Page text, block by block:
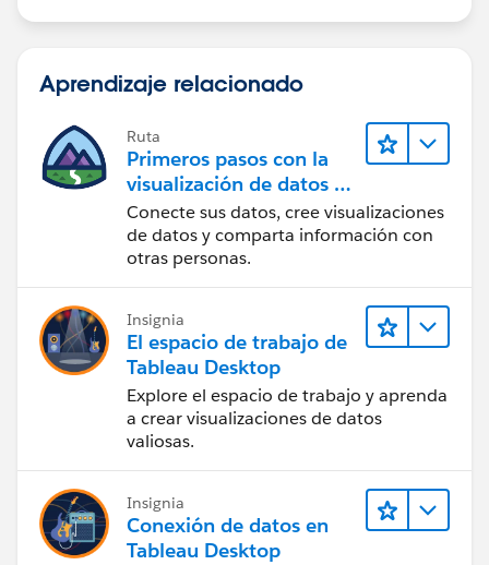
Aprendizaje relacionado
Ruta
Primeros pasos con la
visualización de datos en
Tableau Desktop
Conecte sus datos, cree visualizaciones
de datos y comparta información con
otras personas.
Insignia
El espacio de trabajo de
Tableau Desktop
Explore el espacio de trabajo y aprenda
a crear visualizaciones de datos
valiosas.
Insignia
Conexión de datos en
Tableau Desktop